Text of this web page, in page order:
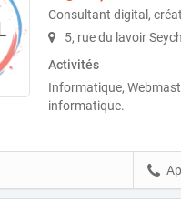
Consultant digital,
5, rue du lavoir
Activités
Informatique,
informatique.